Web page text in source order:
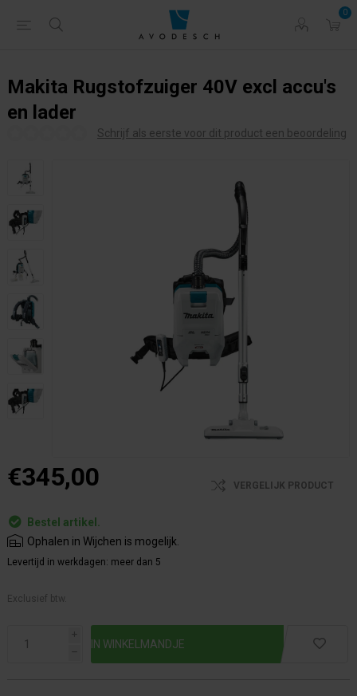
0
Makita Rugstofzuiger 40V excl accu's
en lader
Schrijf als eerste voor dit product een beoordeling
€345,00 VERGELIJK PRODUCT
Bestel artikel.
Ophalen in Wijchen is mogelijk.
Levertijd in werkdagen: meer dan 5
Exclusief btw.
i
h